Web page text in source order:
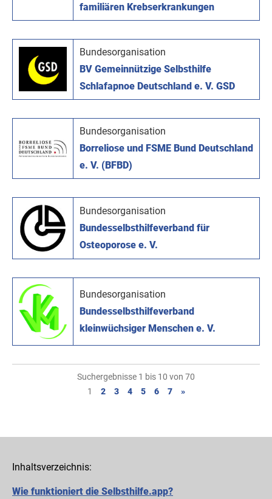
familiären Krebserkrankungen
Bundesorganisation
BV Gemeinnützige Selbsthilfe
Schlafapnoe Deutschland e. V. GSD
Bundesorganisation
Borreliose und FSME Bund Deutschland
e. V. (BFBD)
Bundesorganisation
Bundesselbsthilfeverband für
Osteoporose e. V.
Bundesorganisation
Bundesselbsthilfeverband
kleinwüchsiger Menschen e. V.
Suchergebnisse 1 bis 10 von 70
1
2 3 4 5 6 7 »
Inhaltsverzeichnis:
Wie funktioniert die Selbsthilfe.app?